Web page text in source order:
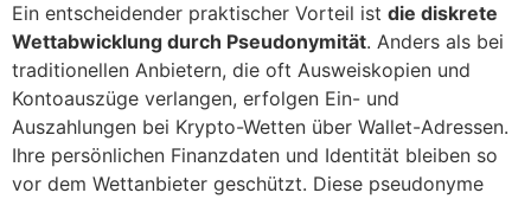
Ein entscheidender praktischer Vorteil ist die diskrete
Wettabwicklung durch Pseudonymität. Anders als bei
traditionellen Anbietern, die oft Ausweiskopien und
Kontoauszüge verlangen, erfolgen Ein- und
Auszahlungen bei Krypto-Wetten über Wallet-Adressen.
Ihre persönlichen Finanzdaten und Identität bleiben so
vor dem Wettanbieter geschützt. Diese pseudonyme